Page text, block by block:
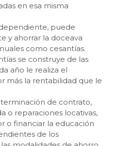
en esa misma
puede
y ahorrar la doceava
como cesantías.
se construye de las
año le realiza el
más la rentabilidad que le
de contrato,
o reparaciones locativas,
o financiar la educación
de los